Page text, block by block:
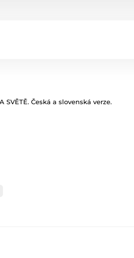
SVĚTĚ. Česká a slovenská verze.